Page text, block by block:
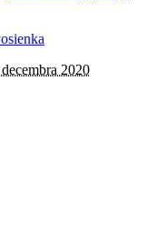
2020